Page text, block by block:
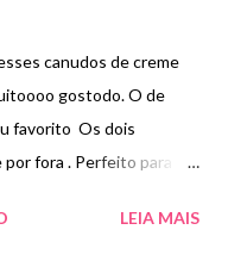
canudos de creme
gostodo. O de
favorito Os dois
fora . Perfeito para
LEIA MAIS